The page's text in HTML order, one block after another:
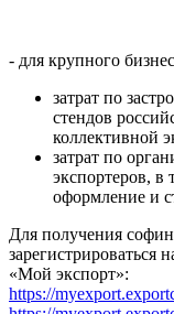
- для крупного
затрат по
стендов
коллективной
затрат по
экспортеров, в
оформление и
Для получения
зарегистрироваться
«Мой экспорт»:
https://